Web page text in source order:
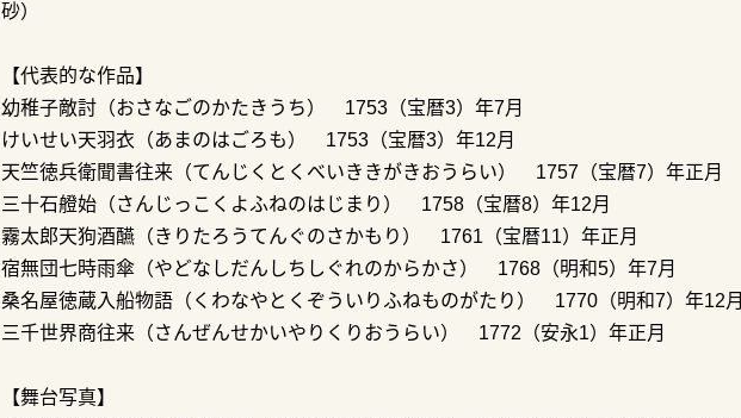
砂）
【代表的な作品】
幼稚子敵討（おさなごのかたきうち） 1753（宝暦3）年7月
けいせい天羽衣（あまのはごろも） 1753（宝暦3）年12月
天竺徳兵衛聞書往来（てんじくとくべいききがきおうらい） 1757（宝暦7）年正月
三十石艠始（さんじっこくよふねのはじまり） 1758（宝暦8）年12月
霧太郎天狗酒醼（きりたろうてんぐのさかもり） 1761（宝暦11）年正月
宿無団七時雨傘（やどなしだんしちしぐれのからかさ） 1768（明和5）年7月
桑名屋徳蔵入船物語（くわなやとくぞういりふねものがたり） 1770（明和7）年12月
三千世界商往来（さんぜんせかいやりくりおうらい） 1772（安永1）年正月
【舞台写真】